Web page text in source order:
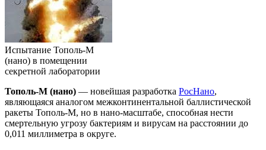
Испытание Тополь-М
(нано) в помещении
секретной лаборатории
Тополь-М (нано) — новейшая разработка РосНано,
являющаяся аналогом межконтинентальной баллистической
ракеты Тополь-М, но в нано-масштабе, способная нести
смертельную угрозу бактериям и вирусам на расстоянии до
0,011 миллиметра в округе.